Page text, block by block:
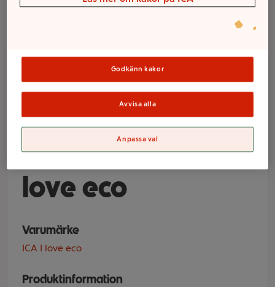
Kejsarhatt
Ekologisk 150
Gram Klass 1 ICA I
love eco
Varumärke
ICA I love eco
Produktinformation
Välj butik och handla
Godkänn kakor
Avvisa alla
Anpassa val